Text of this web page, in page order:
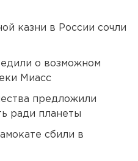
казни в России сочли
о возможном
Миасс
предложили
ради планеты
сбили в